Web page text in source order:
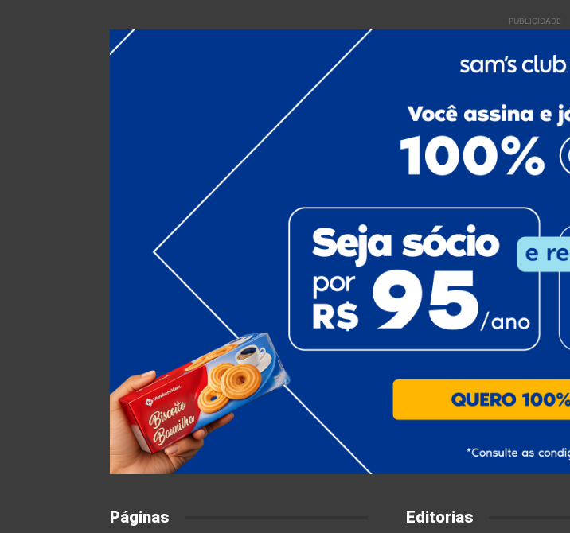
PUBLICIDADE
Páginas Editorias